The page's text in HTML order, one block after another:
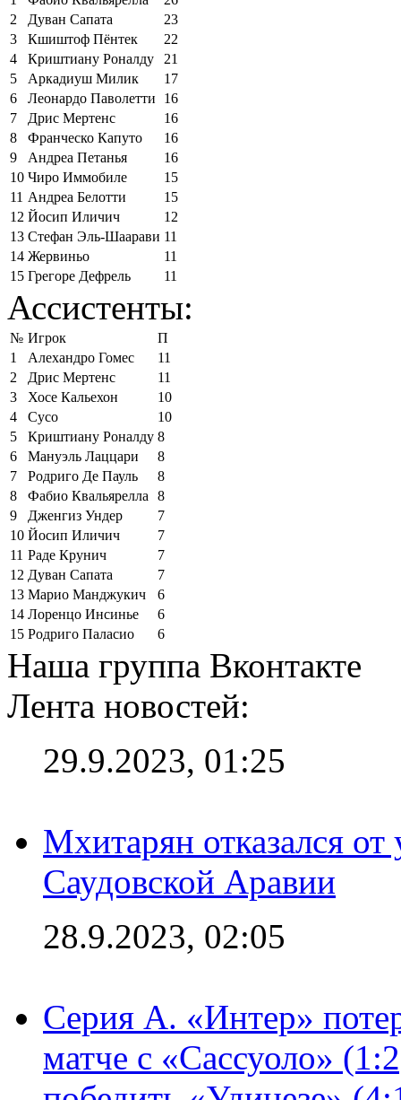
2
Дуван Сапата
23
3
Кшиштоф Пёнтек
22
4
Криштиану Роналду
21
5
Аркадиуш Милик
17
6
Леонардо Паволетти
16
7
Дрис Мертенс
16
8
Франческо Капуто
16
9
Андреа Петанья
16
10 Чиро Иммобиле
15
11 Андреа Белотти
15
12 Йосип Иличич
12
13 Стефан Эль-Шаарави 11
14 Жервиньо
11
15 Грегоре Дефрель 11
Ассистенты:
№ Игрок
П
1
Алехандро Гомес
11
2
Дрис Мертенс
11
3
Хосе Кальехон
10
4
Сусо
10
5
Криштиану Роналду 8
6
Мануэль Лаццари
8
7
Родриго Де Пауль
8
8
Фабио Квальярелла
8
9
Дженгиз Ундер
7
10 Йосип Иличич
7
11 Раде Крунич
7
12 Дуван Сапата
7
13 Марио Манджукич
6
14 Лоренцо Инсинье
6
15 Родриго Паласио 6
Наша группа Вконтакте
Лента новостей:
29.9.2023, 01:25
Мхитарян отказался от
Саудовской Аравии
28.9.2023, 02:05
Серия А. «Интер»
матче с «Сассуоло»